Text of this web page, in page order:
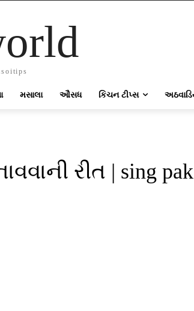
મસાલા ઔસધ કિચન ટીપ્સ
રીત | sing